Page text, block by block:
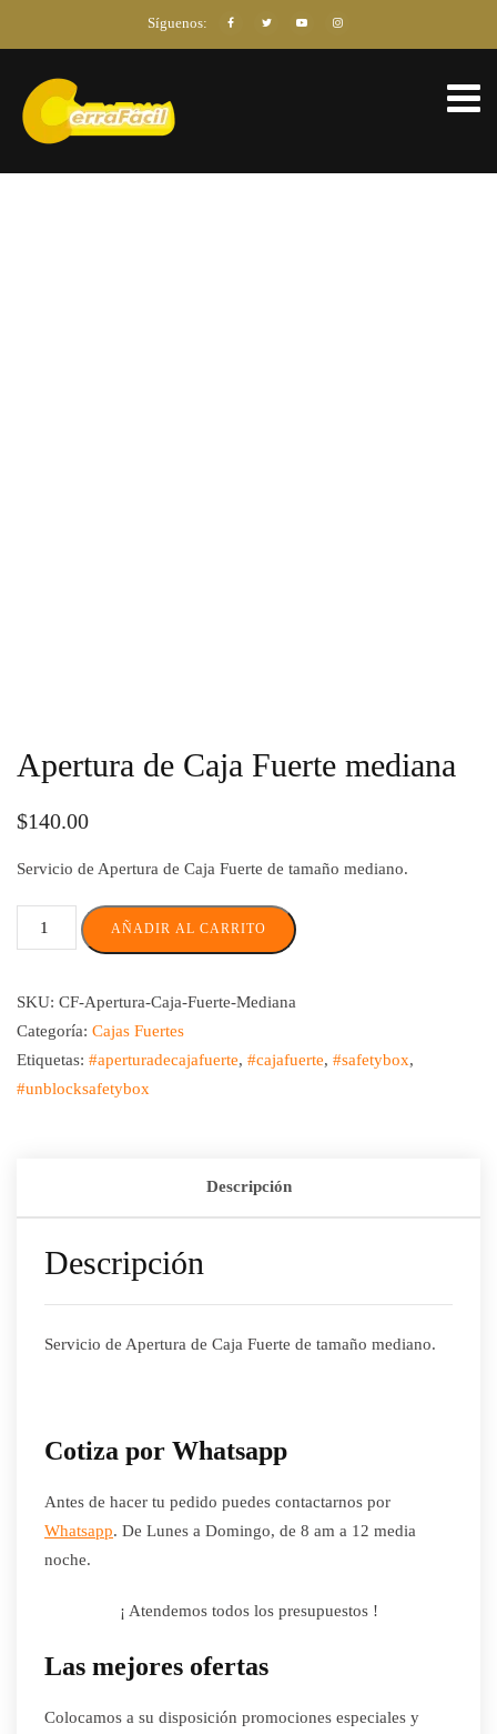
Síguenos:
Apertura de Caja Fuerte mediana
$140.00
Servicio de Apertura de Caja Fuerte de tamaño mediano.
AÑADIR AL CARRITO
SKU: CF-Apertura-Caja-Fuerte-Mediana
Categoría: Cajas Fuertes
Etiquetas: #aperturadecajafuerte, #cajafuerte, #safetybox,
#unblocksafetybox
Descripción
Descripción
Servicio de Apertura de Caja Fuerte de tamaño mediano.
Cotiza por Whatsapp
Antes de hacer tu pedido puedes contactarnos por
Whatsapp. De Lunes a Domingo, de 8 am a 12 media
noche.
¡ Atendemos todos los presupuestos !
Las mejores ofertas
Colocamos a su disposición promociones especiales y